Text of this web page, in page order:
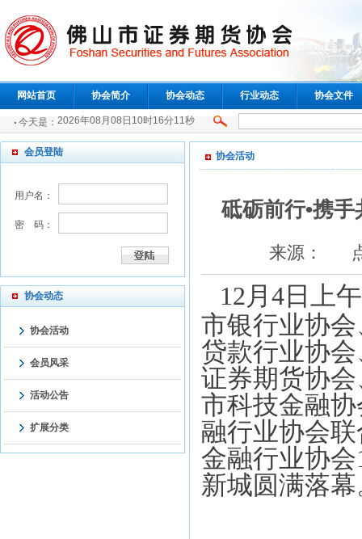
网站首页 协会简介 协会动态 行业动态 协会文件
今天是： 2026年08月08日10时16分12秒
会员登陆
用户名：
密 码：
协会动态
协会活动
会员风采
活动公告
扩展分类
协会活动
砥砺前行•携
来源： 点
12月 4 日上
市银行业协
贷款行业协
证券期货协
市科技金融
融行业协会
金融行业协会
新城圆满落幕